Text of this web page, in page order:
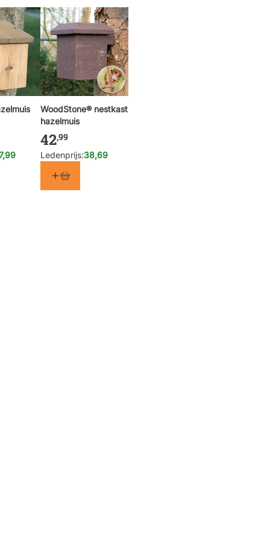
WoodStone® nestkast
hazelmuis
42,99
Ledenprijs:38,69